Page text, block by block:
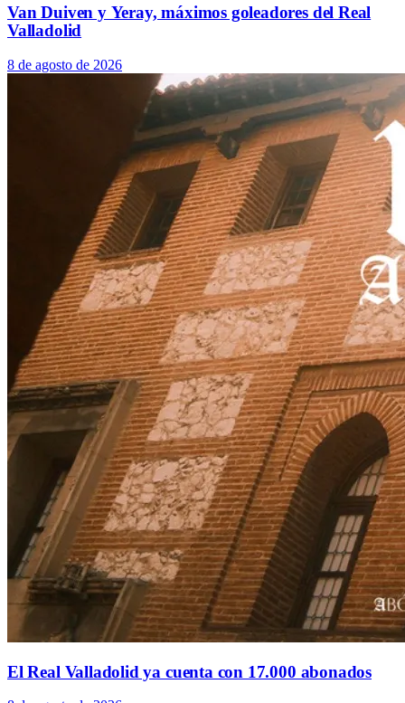
Van Duiven y Yeray, máximos goleadores del Real
Valladolid
8 de agosto de 2026
El Real Valladolid ya cuenta con 17.000 abonados